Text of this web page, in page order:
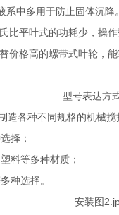
中多用于防止固体沉降。
平叶式的功耗少，操作
格高的螺带式叶轮，能
各种不同规格的机械搅
择；
料等多种材质；
种选择。